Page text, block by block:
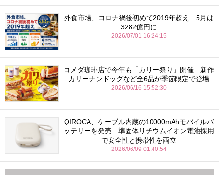
外食市場、コロナ禍後初めて2019年超え 5月は
3282億円に
2026/07/01 16:24:15
コメダ珈琲店で今年も「カリー祭り」開催 新作
カリーナンドッグなど全6品が季節限定で登場
2026/06/16 15:52:30
QIROCA、ケーブル内蔵の10000mAhモバイルバ
ッテリーを発売 準固体リチウムイオン電池採用
で安全性と携帯性を両立
2026/06/09 01:40:54